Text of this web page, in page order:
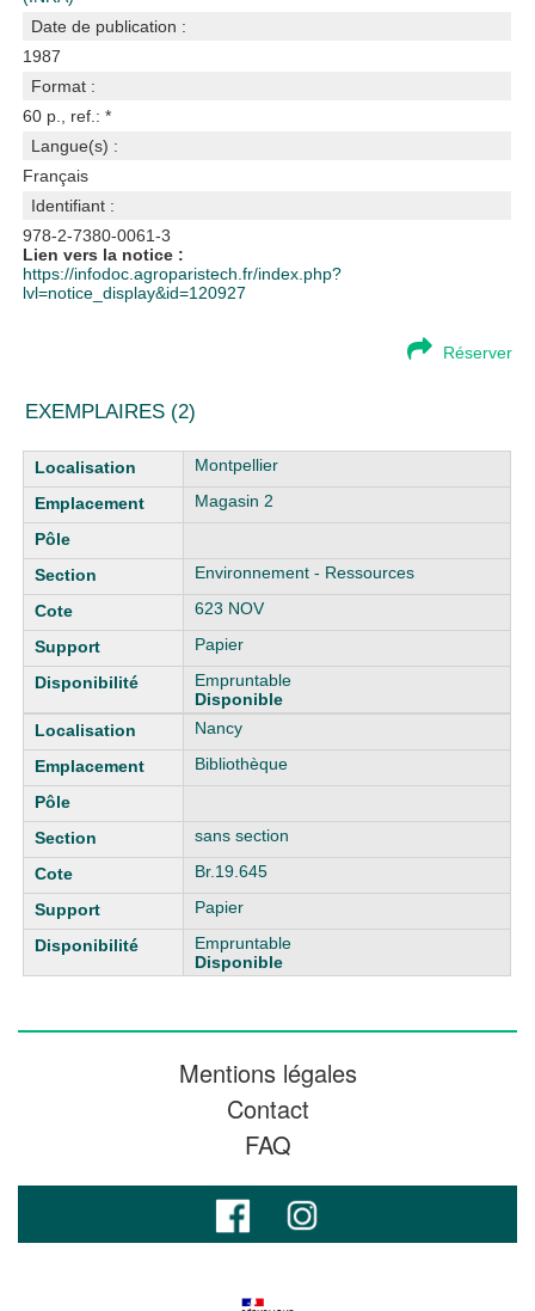
Date de publication :
1987
Format :
60 p., ref.: *
Langue(s) :
Français
Identifiant :
978-2-7380-0061-3
Lien vers la notice :
https://infodoc.agroparistech.fr/index.php?
lvl=notice_display&id=120927
Réserver
EXEMPLAIRES (2)
Liste des exemplaires
Montpellier
Magasin 2
Environnement - Ressources
623 NOV
Papier
Empruntable
Disponible
Nancy
Bibliothèque
sans section
Br.19.645
Papier
Empruntable
Disponible
Mentions légales
Contact
FAQ